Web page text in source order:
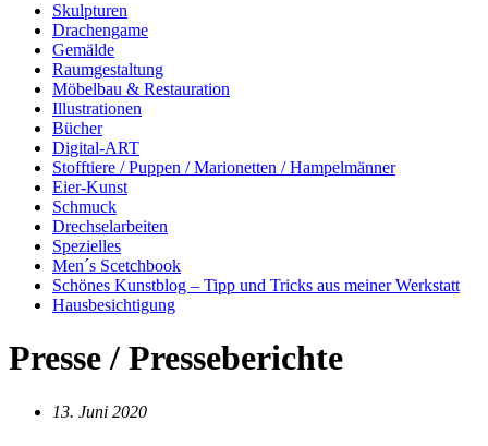
Skulpturen
Drachengame
Gemälde
Raumgestaltung
Möbelbau & Restauration
Illustrationen
Bücher
Digital-ART
Stofftiere / Puppen / Marionetten / Hampelmänner
Eier-Kunst
Schmuck
Drechselarbeiten
Spezielles
Men´s Scetchbook
Schönes Kunstblog – Tipp und Tricks aus meiner Werkstatt
Hausbesichtigung
Presse / Presseberichte
13. Juni 2020